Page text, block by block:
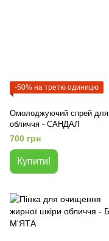
-50% на третю одиницю
Омолоджуючий спрей для
обличчя - САНДАЛ
700 грн
Купити!